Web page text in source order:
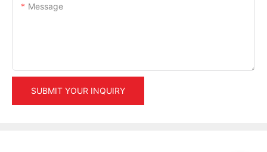
Message
SUBMIT YOUR INQUIRY